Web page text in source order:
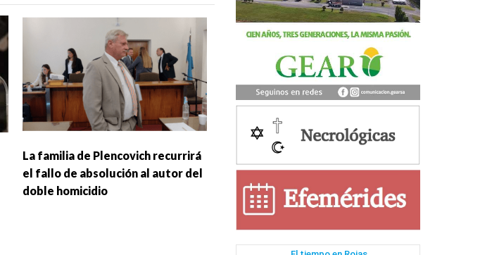
La familia de Plencovich recurrirá
el fallo de absolución al autor del
doble homicidio